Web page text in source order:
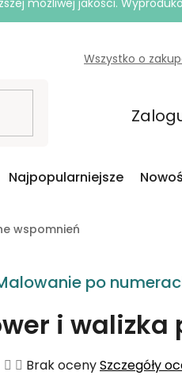
możliwej jakości.
Wszystko o
Najpopularniejsze
wspomnień
po
i walizka
Średnia
Brak ocenySzczegóły